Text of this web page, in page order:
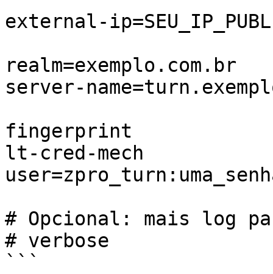
external-
realm=exemplo.com.br
server-
fingerprint
lt-cred-mech
# Opcional: mais log
# verbose
```